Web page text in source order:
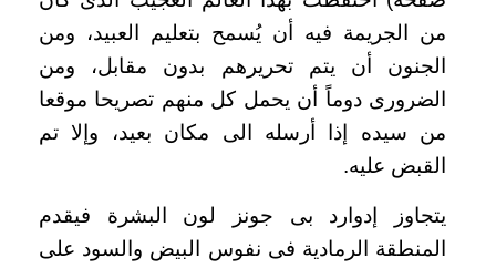
من الجريمة فيه أن يُسمح بتعليم العبيد، ومن
الجنون أن يتم تحريرهم بدون مقابل، ومن
الضرورى دوماً أن يحمل كل منهم تصريحا موقعا
من سيده إذا أرسله الى مكان بعيد، وإلا تم
القبض عليه.
يتجاوز إدوارد بى جونز لون البشرة فيقدم
المنطقة الرمادية فى نفوس البيض والسود على